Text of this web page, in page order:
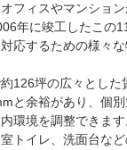
フィスやマンショ
年に竣工したこの
応するための様々な
126坪の広々とした
と余裕があり、個別
環境を調整できま
トイレ、洗面台な